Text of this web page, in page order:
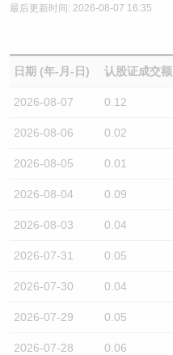
最后更新时间: 2026-08-07 16:35
日期 (年-月-日) 认股证成交
2026-08-07 0.12
2026-08-06 0.02
2026-08-05 0.01
2026-08-04 0.09
2026-08-03 0.04
2026-07-31 0.05
2026-07-30 0.04
2026-07-29 0.05
2026-07-28 0.06